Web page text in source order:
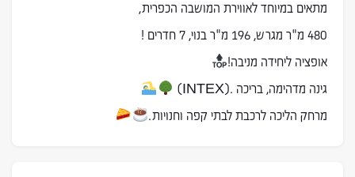
מתאים במיוחד לאווירת המושבה הכפרית,
480 מ"ר מגרש, 196 מ"ר בנוי, 7 חדרים !
אופציה ליחידה מניבה!
גינה מדהימה, בריכה .(INTEX)
מרחק הליכה לרכבת לבתי קפה וחנויות.